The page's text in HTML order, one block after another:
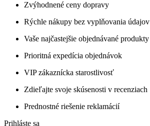
Zvýhodnené ceny dopravy
Rýchle nákupy bez vyplňovania údajov
Vaše najčastejšie objednávané produkty
Prioritná expedícia objednávok
VIP zákaznícka starostlivosť
Zdieľajte svoje skúsenosti v recenziach
Prednostné riešenie reklamácií
Prihláste sa